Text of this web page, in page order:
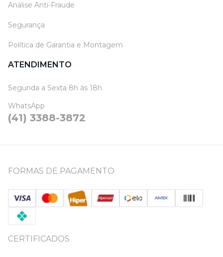
Análise Anti-Fraude
Segurança
Política de Garantia e Montagem
ATENDIMENTO
Segunda a Sexta 8h às 18h.
WhatsApp
(41) 3388-3872
FORMAS DE PAGAMENTO
CERTIFICADOS